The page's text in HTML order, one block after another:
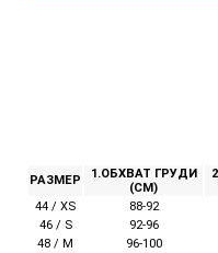
РАЗМЕР
1.ОБХВАТ ГРУДИ
(СМ)
44 / XS
88-92
46 / S
92-96
48 / M
96-100